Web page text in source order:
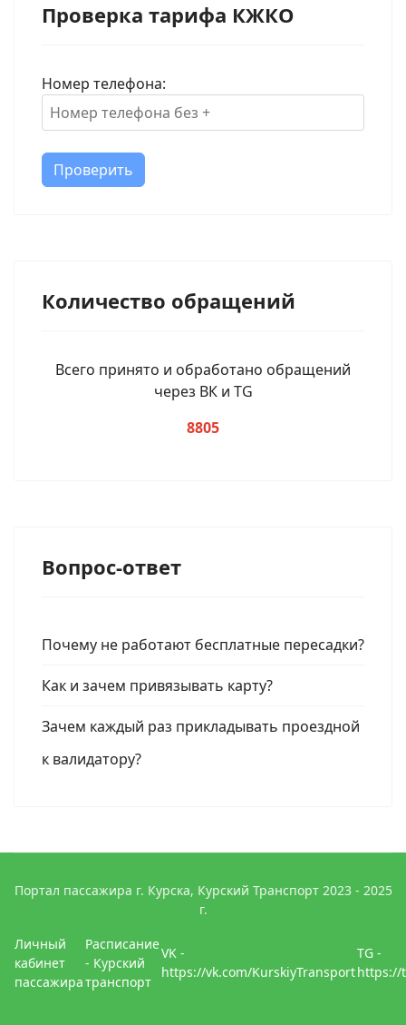
Проверка тарифа КЖКО
Номер телефона:
Проверить
Количество обращений
Всего принято и обработано обращений
через ВК и TG
8805
Вопрос-ответ
Почему не работают бесплатные пересадки?
Как и зачем привязывать карту?
Зачем каждый раз прикладывать проездной
к валидатору?
Портал пассажира г. Курска, Курский Транспорт 2023 - 2025
г.
Личный
кабинет
пассажира
Расписание
- Курский
транспорт
VK -
https://vk.com/KurskiyTransport
TG -
https://